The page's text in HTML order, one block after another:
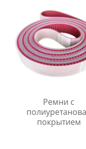
Ремни с
покрытием